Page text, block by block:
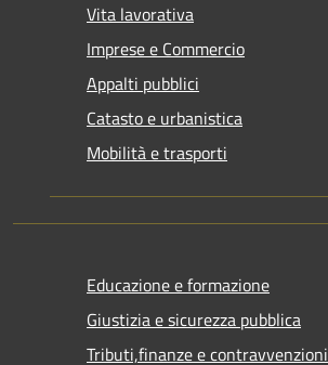
Vita lavorativa
Imprese e Commercio
Appalti pubblici
Catasto e urbanistica
Mobilità e trasporti
Educazione e formazione
Giustizia e sicurezza pubblica
Tributi,finanze e contravvenzioni